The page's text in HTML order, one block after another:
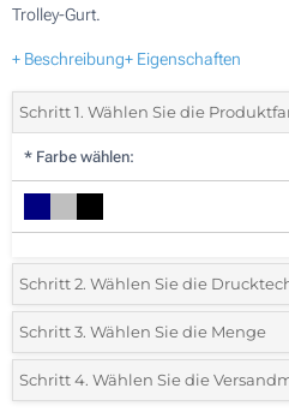
Trolley-Gurt.
+ Beschreibung+ Eigenschaften
Schritt 1. Wählen Sie die
* Farbe wählen:
Schritt 2. Wählen Sie die
*Wählen Sie die Druck- und
1 Farbig (Auf einer Seite)
Schritt 3. Wählen Sie die Menge
*Bitte wählen Sie Ihre gewünschte
Schritt 4. Wählen Sie die